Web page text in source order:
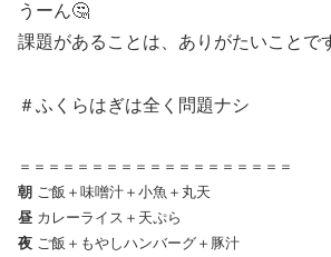
うーん🤔
課題があることは、ありがたいことで
＃ふくらはぎは全く問題ナシ
＝＝＝＝＝＝＝＝＝＝＝＝＝＝＝＝＝＝＝
朝 ご飯＋味噌汁＋小魚＋丸天
昼 カレーライス＋天ぷら
夜 ご飯＋もやしハンバーグ＋豚汁